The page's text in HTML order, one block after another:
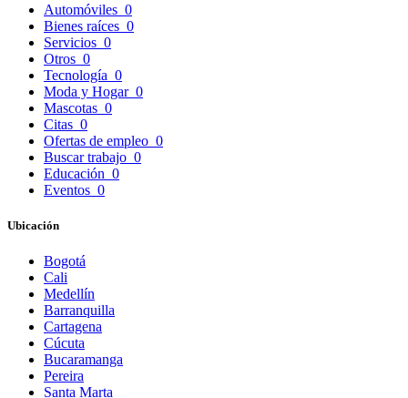
Automóviles 0
Bienes raíces 0
Servicios 0
Otros 0
Tecnología 0
Moda y Hogar 0
Mascotas 0
Citas 0
Ofertas de empleo 0
Buscar trabajo 0
Educación 0
Eventos 0
Ubicación
Bogotá
Cali
Medellín
Barranquilla
Cartagena
Cúcuta
Bucaramanga
Pereira
Santa Marta